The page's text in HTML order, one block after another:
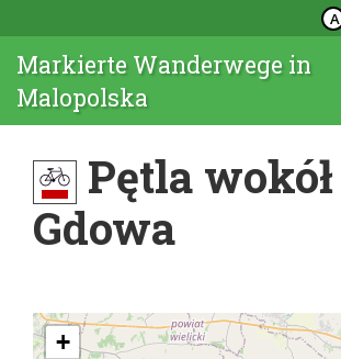
A
Markierte Wanderwege in
Malopolska
Pętla wokół
Gdowa
+